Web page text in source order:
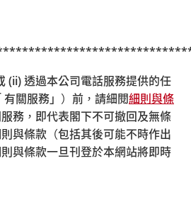
(ii) 透過本公司電話服務提供的任
關服務」）前，請細閱細則與條
務，即代表閣下不可撤回及無條
與條款（包括其後可能不時作出
與條款一旦刊登於本網站將即時
年6月5日）起，有關中銀保誠
透過積金易平台網頁下載empf.
由積金易平台發出的行政表格。
入至「中國銀行（香港）」的指
平台處理供款。現時分別由南洋
用作繳交強積金供款的銀行戶口